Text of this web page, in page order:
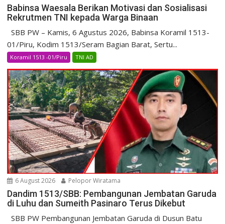
Babinsa Waesala Berikan Motivasi dan Sosialisasi
Rekrutmen TNI kepada Warga Binaan
SBB PW – Kamis, 6 Agustus 2026, Babinsa Koramil 1513-
01/Piru, Kodim 1513/Seram Bagian Barat, Sertu...
Koramil 1513 -01/Piru TNI AD
6 August 2026 Pelopor Wiratama
Dandim 1513/SBB: Pembangunan Jembatan Garuda
di Luhu dan Sumeith Pasinaro Terus Dikebut
SBB PW Pembangunan Jembatan Garuda di Dusun Batu